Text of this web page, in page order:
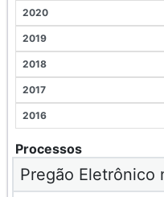
2020
2019
2018
2017
2016
Processos
Pregão Eletrônico